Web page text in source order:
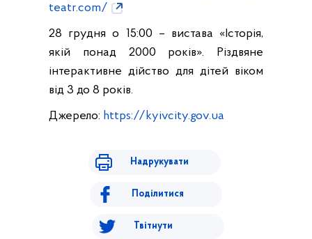
teatr.com/
28 грудня о 15:00 – вистава «Історія,
якій понад 2000 років». Різдвяне
інтерактивне дійство для дітей віком
від 3 до 8 років.
Джерело: https://kyivcity.gov.ua
Надрукувати
Поділитися
Твітнути